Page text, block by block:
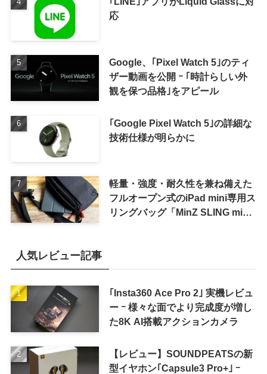
応
Google、｢Pixel Watch 5｣のティ
ザー動画を公開 ｰ ｢時計らしい外
観を保つ品格｣をアピール
｢Google Pixel Watch 5｣の詳細な
技術仕様が明らかに
軽量・強度・耐久性を兼ね備えた
フルオープン式のiPad mini専用ス
リングバッグ「MinZ SLING mini
人気レビュー記事
｢Insta360 Ace Pro 2｣ 実機レビュ
ー ｰ 様々な面でより完成度が増し
た8K AI搭載アクションカメラ
【レビュー】SOUNDPEATSの新
型イヤホン｢Capsule3 Pro+｣ ｰ